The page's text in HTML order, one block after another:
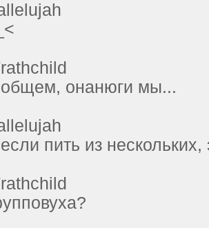
онанюги мы...
пить из нескольких,